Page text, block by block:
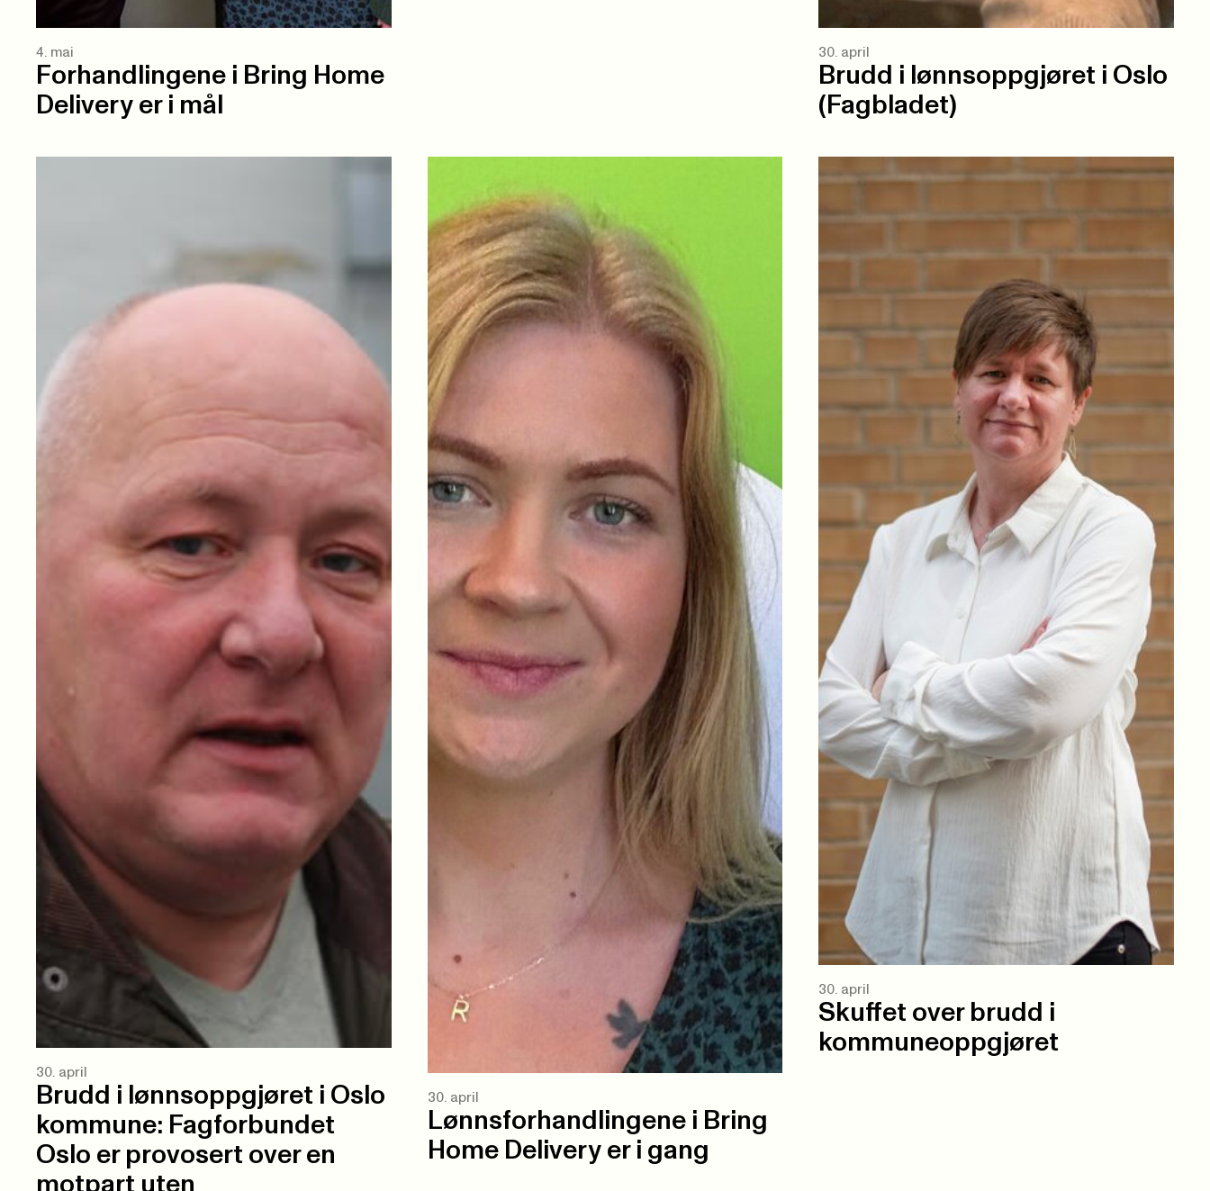
4. mai
Forhandlingene i Bring Home
Delivery er i mål
30. april
Brudd i lønnsoppgjøret i Oslo
(Fagbladet)
30. april
Brudd i lønnsoppgjøret i Oslo
kommune: Fagforbundet
Oslo er provosert over en
motpart uten
30. april
Lønnsforhandlingene i Bring
Home Delivery er i gang
30. april
Skuffet over brudd i
kommuneoppgjøret